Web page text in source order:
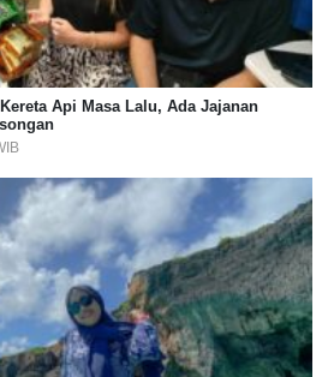
Api Masa Lalu, Ada Jajanan